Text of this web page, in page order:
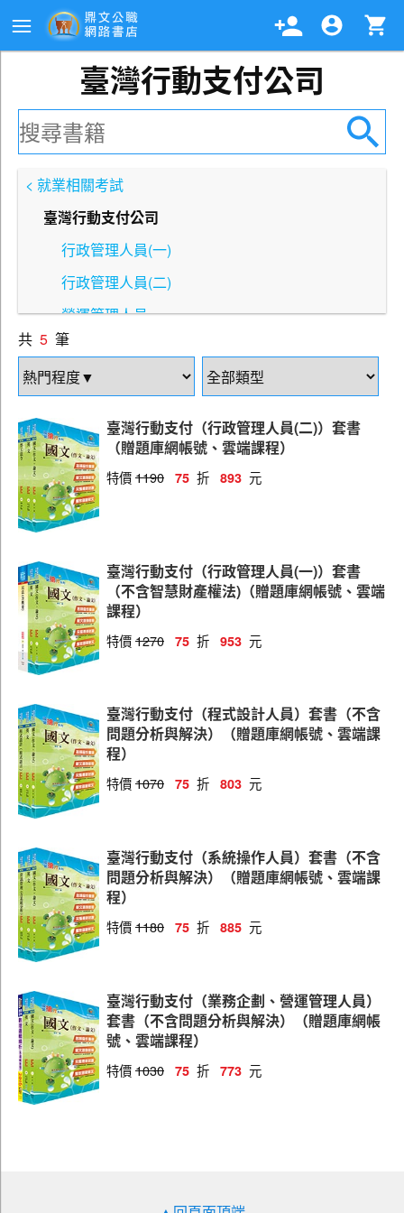
臺灣行動支付公司
< 就業相關考試
臺灣行動支付公司
行政管理人員(一)
行政管理人員(二)
營運管理人員
業務企劃行銷人員
程式設計人員
共 5 筆
臺灣行動支付（行政管理人員(二)）套書
（贈題庫網帳號、雲端課程）
特價1190 75 折 893 元
臺灣行動支付（行政管理人員(一)）套書
（不含智慧財產權法)（贈題庫網帳號、雲端
課程）
特價1270 75 折 953 元
臺灣行動支付（程式設計人員）套書（不含
問題分析與解決）（贈題庫網帳號、雲端課
程）
特價1070 75 折 803 元
臺灣行動支付（系統操作人員）套書（不含
問題分析與解決）（贈題庫網帳號、雲端課
程）
特價1180 75 折 885 元
臺灣行動支付（業務企劃、營運管理人員）
套書（不含問題分析與解決）（贈題庫網帳
號、雲端課程）
特價1030 75 折 773 元